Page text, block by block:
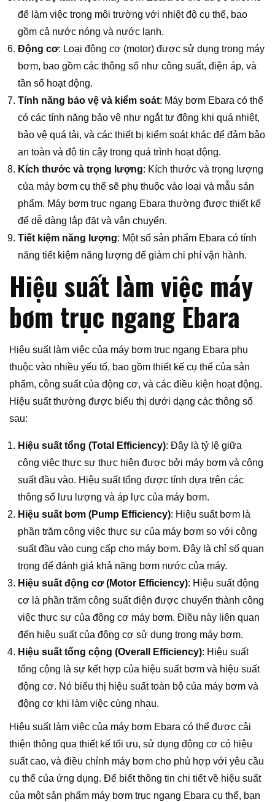
để làm việc trong môi trường với nhiệt độ cụ thể, bao
gồm cả nước nóng và nước lạnh.
Động cơ: Loại động cơ (motor) được sử dụng trong máy
bơm, bao gồm các thông số như công suất, điện áp, và
tần số hoạt động.
Tính năng bảo vệ và kiểm soát: Máy bơm Ebara có thể
có các tính năng bảo vệ như ngắt tự động khi quá nhiệt,
bảo vệ quá tải, và các thiết bị kiểm soát khác để đảm bảo
an toàn và độ tin cậy trong quá trình hoạt động.
Kích thước và trọng lượng: Kích thước và trọng lượng
của máy bơm cụ thể sẽ phụ thuộc vào loại và mẫu sản
phẩm. Máy bơm trục ngang Ebara thường được thiết kế
để dễ dàng lắp đặt và vận chuyển.
Tiết kiệm năng lượng: Một số sản phẩm Ebara có tính
năng tiết kiệm năng lượng để giảm chi phí vận hành.
Hiệu suất làm việc máy
bơm trục ngang Ebara
Hiệu suất làm việc của máy bơm trục ngang Ebara phụ
thuộc vào nhiều yếu tố, bao gồm thiết kế cụ thể của sản
phẩm, công suất của động cơ, và các điều kiện hoạt động.
Hiệu suất thường được biểu thị dưới dạng các thông số
sau:
Hiệu suất tổng (Total Efficiency): Đây là tỷ lệ giữa
công việc thực sự thực hiện được bởi máy bơm và công
suất đầu vào. Hiệu suất tổng được tính dựa trên các
thông số lưu lượng và áp lực của máy bơm.
Hiệu suất bơm (Pump Efficiency): Hiệu suất bơm là
phần trăm công việc thực sự của máy bơm so với công
suất đầu vào cung cấp cho máy bơm. Đây là chỉ số quan
trọng để đánh giá khả năng bơm nước của máy.
Hiệu suất động cơ (Motor Efficiency): Hiệu suất động
cơ là phần trăm công suất điện được chuyển thành công
việc thực sự của động cơ máy bơm. Điều này liên quan
đến hiệu suất của động cơ sử dụng trong máy bơm.
Hiệu suất tổng cộng (Overall Efficiency): Hiệu suất
tổng cộng là sự kết hợp của hiệu suất bơm và hiệu suất
động cơ. Nó biểu thị hiệu suất toàn bộ của máy bơm và
động cơ khi làm việc cùng nhau.
Hiệu suất làm việc của máy bơm Ebara có thể được cải
thiện thông qua thiết kế tối ưu, sử dụng động cơ có hiệu
suất cao, và điều chỉnh máy bơm cho phù hợp với yêu cầu
cụ thể của ứng dụng. Để biết thông tin chi tiết về hiệu suất
của một sản phẩm máy bơm trục ngang Ebara cụ thể, bạn